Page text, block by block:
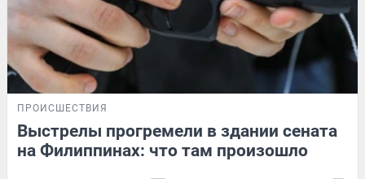
ПРОИСШЕСТВИЯ
Выстрелы прогремели в здании сената
на Филиппинах: что там произошло